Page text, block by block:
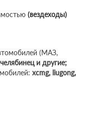
(вездеходы)
(МАЗ,
и другие;
xcmg, liugong,